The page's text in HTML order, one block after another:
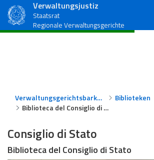
Verwaltungsjustiz
Staatsrat
Regionale Verwaltungsgerichte
Verwaltungsgerichtsbarkeit
Biblioteken
Biblioteca del Consiglio di Stato
Consiglio di Stato
Biblioteca del Consiglio di Stato